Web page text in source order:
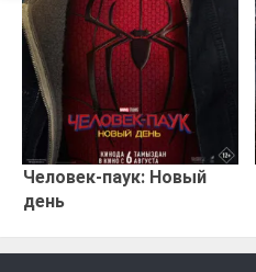
Человек-паук: Новый
день